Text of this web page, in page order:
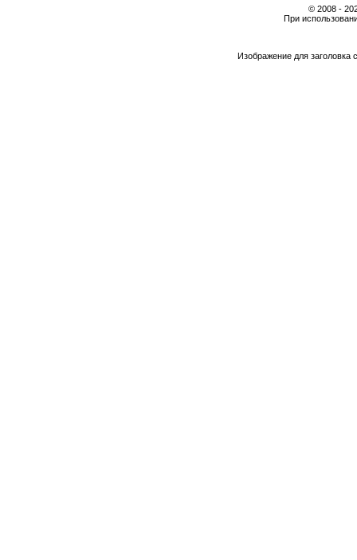
© 2008 -
При
Изображение для